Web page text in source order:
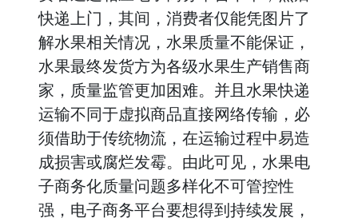
快递上门，其间，消费者仅能凭图片了
解水果相关情况，水果质量不能保证，
水果最终发货方为各级水果生产销售商
家，质量监管更加困难。并且水果快递
运输不同于虚拟商品直接网络传输，必
须借助于传统物流，在运输过程中易造
成损害或腐烂发霉。由此可见，水果电
子商务化质量问题多样化不可管控性
强，电子商务平台要想得到持续发展，